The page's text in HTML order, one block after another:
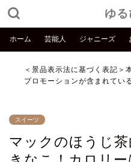
ゆる
ホーム 芸能人 ジャニーズ
＜景品表示法に基づく表記＞
プロモーションが含まれてい
スイーツ
マックのほうじ